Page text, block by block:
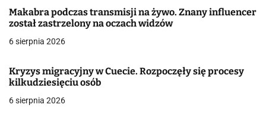
a
c
a
w
Makabra podczas transmisji na żywo. Znany influencer
został zastrzelony na oczach widzów
6 sierpnia 2026
Kryzys migracyjny w Cuecie. Rozpoczęły się procesy
kilkudziesięciu osób
6 sierpnia 2026